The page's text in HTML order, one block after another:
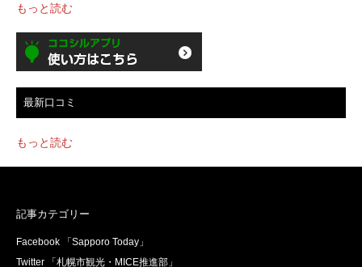
もっと読む
最新口コミ
もっと読む
記事カテゴリー
Facebook 「Sapporo Today」
Twitter 「札幌市観光・MICE推進部」